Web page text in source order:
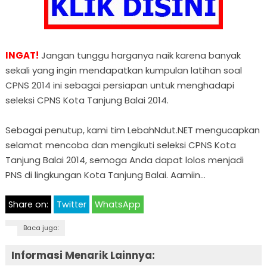
INGAT! Jangan tunggu harganya naik karena banyak
sekali yang ingin mendapatkan kumpulan latihan soal
CPNS 2014 ini sebagai persiapan untuk menghadapi
seleksi CPNS Kota Tanjung Balai 2014.
Sebagai penutup, kami tim LebahNdut.NET mengucapkan
selamat mencoba dan mengikuti seleksi CPNS Kota
Tanjung Balai 2014, semoga Anda dapat lolos menjadi
PNS di lingkungan Kota Tanjung Balai. Aamiin…
Share on: Twitter WhatsApp
Baca juga:
Informasi Menarik Lainnya: